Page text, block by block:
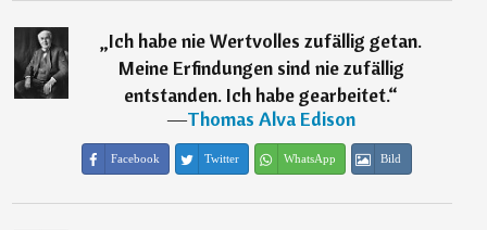
„Ich habe nie Wertvolles zufällig getan.
Meine Erfindungen sind nie zufällig
entstanden. Ich habe gearbeitet.“
―Thomas Alva Edison
Facebook Twitter WhatsApp Bild